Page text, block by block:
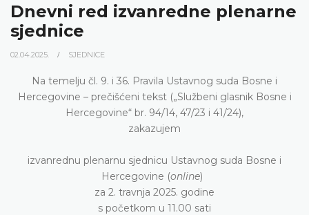
Dnevni red izvanredne plenarne
sjednice
02.04.2025. SJEDNICE
Na temelju čl. 9. i 36. Pravila Ustavnog suda Bosne i
Hercegovine – prečišćeni tekst („Službeni glasnik Bosne i
Hercegovine“ br. 94/14, 47/23 i 41/24),
zakazujem
izvanrednu plenarnu sjednicu Ustavnog suda Bosne i
Hercegovine (online)
za 2. travnja 2025. godine
s početkom u 11.00 sati